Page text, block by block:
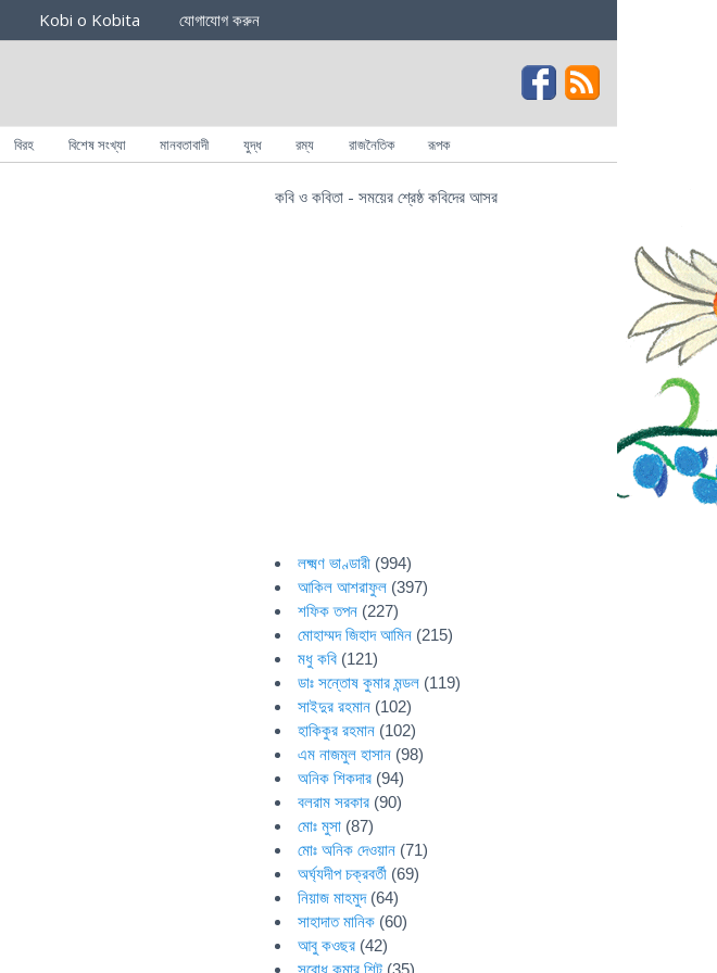
Kobi o Kobita যোগাযোগ করুন
বিরহ বিশেষ সংখ্যা মানবতাবাদী যুদ্ধ রম্য রাজনৈতিক রূপক
কবি ও কবিতা - সময়ের শ্রেষ্ঠ কবিদের আসর
লক্ষ্মণ ভাণ্ডারী (994)
আকিল আশরাফুল (397)
শফিক তপন (227)
মোহাম্মদ জিহাদ আমিন (215)
মধু কবি (121)
ডাঃ সন্তোষ কুমার মন্ডল (119)
সাইদুর রহমান (102)
হাকিকুর রহমান (102)
এম নাজমুল হাসান (98)
অনিক শিকদার (94)
বলরাম সরকার (90)
মোঃ মুসা (87)
মোঃ অনিক দেওয়ান (71)
অর্ঘ্যদীপ চক্রবর্তী (69)
নিয়াজ মাহমুদ(64)
সাহাদাত মানিক (60)
আবু কওছর (42)
সুবোধ কুমার শিট (35)